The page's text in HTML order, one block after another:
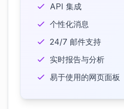
API 集成
个性化消息
24/7 邮件支持
实时报告与分析
易于使用的网页面板